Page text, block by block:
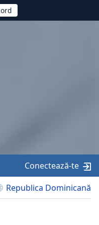
Republica Dominicană
Conectează-te